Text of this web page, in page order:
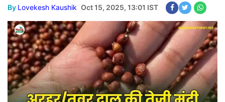
By Lovekesh Kaushik Oct 15, 2025, 13:01 IST